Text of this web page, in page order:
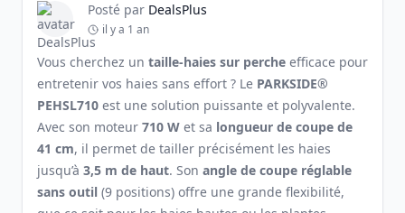
Posté par DealsPlus
il y a 1 an
Vous cherchez un taille-haies sur perche efficace pour
entretenir vos haies sans effort ? Le PARKSIDE®
PEHSL710 est une solution puissante et polyvalente.
Avec son moteur 710 W et sa longueur de coupe de
41 cm, il permet de tailler précisément les haies
jusqu’à 3,5 m de haut. Son angle de coupe réglable
sans outil (9 positions) offre une grande flexibilité,